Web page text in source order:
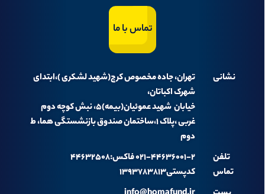
تماس با ما
نشانی
تهران، جاده مخصوص کرج(شهید لشکری )،ابتدای
شهرک اکباتان،
خیابان شهید عموئیان(بیمه)۵، نبش کوچه دوم
غربی ،پلاک ۱،ساختمان صندوق بازنشستگی هما، ط
دوم
تلفن
تماس
۰۲۱-۴۴۶۳۶۰۰۱-۲ فاکس:۴۴۶۳۲۵۰۸
کدپستی۱۳۹۳۷۸۳۸۱۳